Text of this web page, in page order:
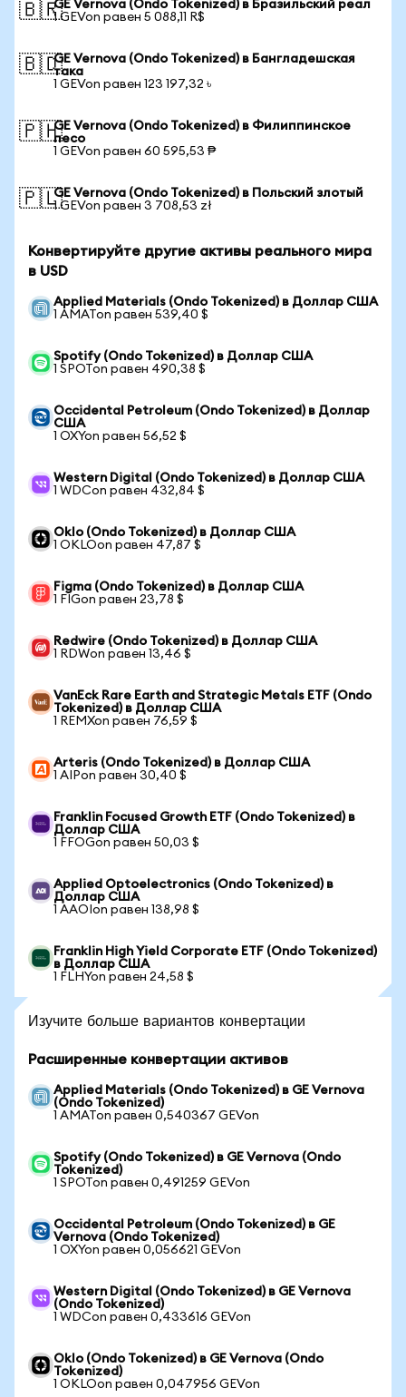
🇧🇷GE Vernova (Ondo Tokenized) в Бразильский реал
1 GEVon равен 5 088,11 R$
🇧🇩GE Vernova (Ondo Tokenized) в Бангладешская
така
1 GEVon равен 123 197,32 ৳
🇵🇭GE Vernova (Ondo Tokenized) в Филиппинское
песо
1 GEVon равен 60 595,53 ₱
🇵🇱GE Vernova (Ondo Tokenized) в Польский злотый
1 GEVon равен 3 708,53 zł
Конвертируйте другие активы реального мира
в USD
Applied Materials (Ondo Tokenized) в Доллар США
1 AMATon равен 539,40 $
Spotify (Ondo Tokenized) в Доллар США
1 SPOTon равен 490,38 $
Occidental Petroleum (Ondo Tokenized) в Доллар
США
1 OXYon равен 56,52 $
Western Digital (Ondo Tokenized) в Доллар США
1 WDCon равен 432,84 $
Oklo (Ondo Tokenized) в Доллар США
1 OKLOon равен 47,87 $
Figma (Ondo Tokenized) в Доллар США
1 FIGon равен 23,78 $
Redwire (Ondo Tokenized) в Доллар США
1 RDWon равен 13,46 $
VanEck Rare Earth and Strategic Metals ETF (Ondo
Tokenized) в Доллар США
1 REMXon равен 76,59 $
Arteris (Ondo Tokenized) в Доллар США
1 AIPon равен 30,40 $
Franklin Focused Growth ETF (Ondo Tokenized) в
Доллар США
1 FFOGon равен 50,03 $
Applied Optoelectronics (Ondo Tokenized) в
Доллар США
1 AAOIon равен 138,98 $
Franklin High Yield Corporate ETF (Ondo Tokenized)
в Доллар США
1 FLHYon равен 24,58 $
Изучите больше вариантов конвертации
Расширенные конвертации активов
Applied Materials (Ondo Tokenized) в GE Vernova
(Ondo Tokenized)
1 AMATon равен 0,540367 GEVon
Spotify (Ondo Tokenized) в GE Vernova (Ondo
Tokenized)
1 SPOTon равен 0,491259 GEVon
Occidental Petroleum (Ondo Tokenized) в GE
Vernova (Ondo Tokenized)
1 OXYon равен 0,056621 GEVon
Western Digital (Ondo Tokenized) в GE Vernova
(Ondo Tokenized)
1 WDCon равен 0,433616 GEVon
Oklo (Ondo Tokenized) в GE Vernova (Ondo
Tokenized)
1 OKLOon равен 0,047956 GEVon